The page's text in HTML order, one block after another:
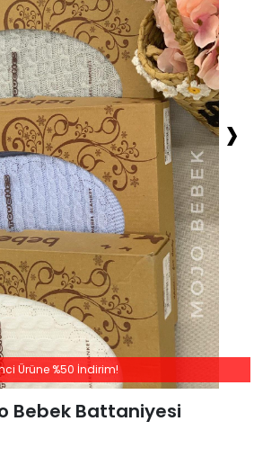
›
Bebek Battaniyesi
Ürüne %50 İndirim!